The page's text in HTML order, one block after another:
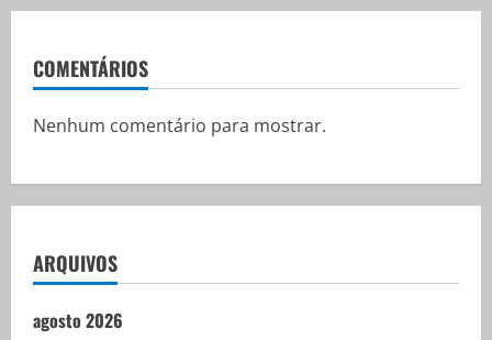
COMENTÁRIOS
Nenhum comentário para mostrar.
ARQUIVOS
agosto 2026